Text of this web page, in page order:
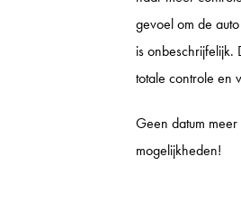
gevoel om de
is onbeschrijfelijk.
totale controle en
Geen datum
mogelijkheden!